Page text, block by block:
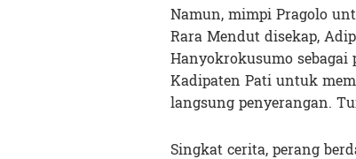
Namun, mimpi Pragolo
Rara Mendut disekap,
Hanyokrokusumo
Kadipaten Pati untuk
langsung penyerangan.
Singkat cerita, perang